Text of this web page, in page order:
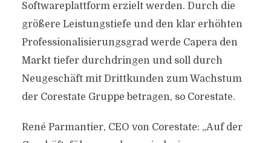
Softwareplattform erzielt werden. Durch die
größere Leistungstiefe und den klar erhöhten
Professionalisierungsgrad werde Capera den
Markt tiefer durchdringen und soll durch
Neugeschäft mit Drittkunden zum Wachstum
der Corestate Gruppe betragen, so Corestate.
René Parmantier, CEO von Corestate: „Auf der